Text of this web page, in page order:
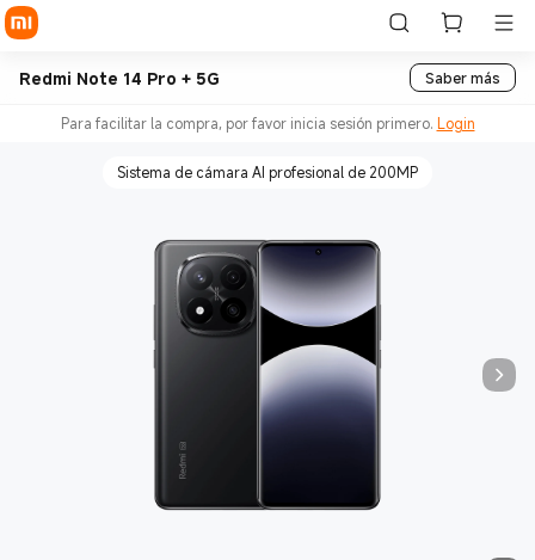
Redmi Note 14 Pro + 5G Saber más
Para facilitar la compra, por favor inicia sesión primero. Login
Sistema de cámara AI profesional de 200MP